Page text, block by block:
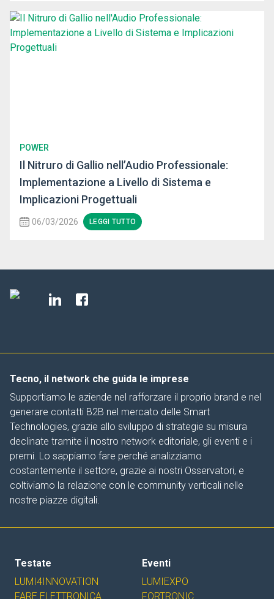
POWER
Il Nitruro di Gallio nell’Audio Professionale:
Implementazione a Livello di Sistema e
Implicazioni Progettuali
06/03/2026 LEGGI TUTTO
Tecno, il network che guida le imprese
Supportiamo le aziende nel rafforzare il proprio brand e nel
generare contatti B2B nel mercato delle Smart
Technologies, grazie allo sviluppo di strategie su misura
declinate tramite il nostro network editoriale, gli eventi e i
premi. Lo sappiamo fare perché analizziamo
costantemente il settore, grazie ai nostri Osservatori, e
coltiviamo la relazione con le community verticali nelle
nostre piazze digitali.
Testate
LUMI4INNOVATION
FARE ELETTRONICA
Eventi
LUMIEXPO
FORTRONIC